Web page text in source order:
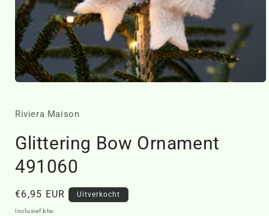
in
Riviera Maison
Glittering Bow Ornament
491060
Normale
prijs
€6,95 EUR Uitverkocht
Inclusief btw.